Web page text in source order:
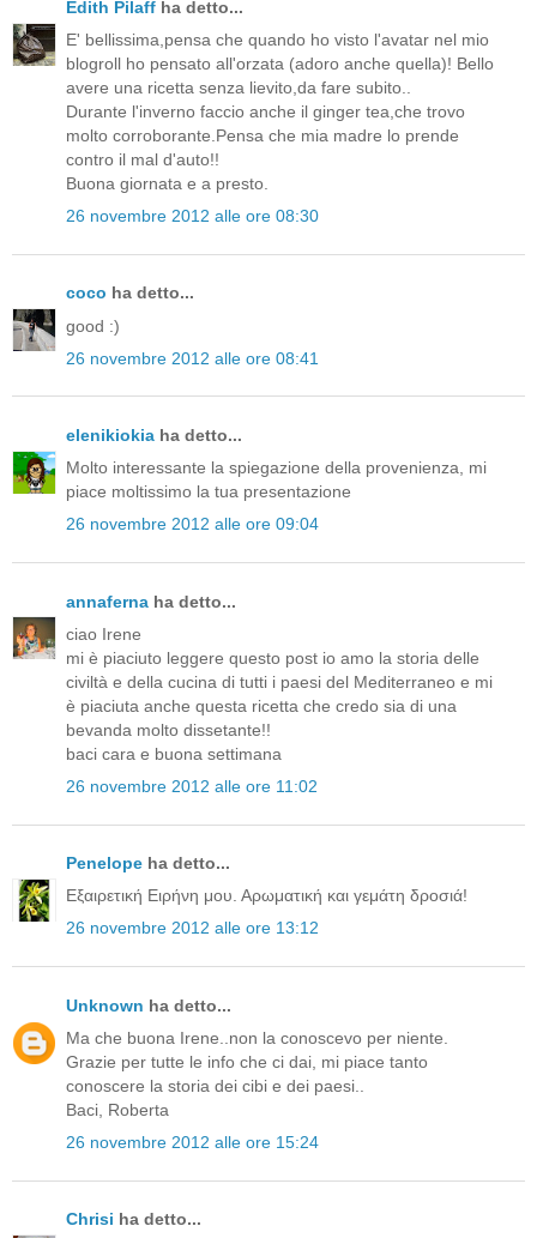
Edith Pilaff ha detto...
E' bellissima,pensa che quando ho visto l'avatar nel mio
blogroll ho pensato all'orzata (adoro anche quella)! Bello
avere una ricetta senza lievito,da fare subito..
Durante l'inverno faccio anche il ginger tea,che trovo
molto corroborante.Pensa che mia madre lo prende
contro il mal d'auto!!
Buona giornata e a presto.
26 novembre 2012 alle ore 08:30
coco ha detto...
good :)
26 novembre 2012 alle ore 08:41
elenikiokia ha detto...
Molto interessante la spiegazione della provenienza, mi
piace moltissimo la tua presentazione
26 novembre 2012 alle ore 09:04
annaferna ha detto...
ciao Irene
mi è piaciuto leggere questo post io amo la storia delle
civiltà e della cucina di tutti i paesi del Mediterraneo e mi
è piaciuta anche questa ricetta che credo sia di una
bevanda molto dissetante!!
baci cara e buona settimana
26 novembre 2012 alle ore 11:02
Penelope ha detto...
Εξαιρετική Ειρήνη μου. Αρωματική και γεμάτη δροσιά!
26 novembre 2012 alle ore 13:12
Unknown ha detto...
Ma che buona Irene..non la conoscevo per niente.
Grazie per tutte le info che ci dai, mi piace tanto
conoscere la storia dei cibi e dei paesi..
Baci, Roberta
26 novembre 2012 alle ore 15:24
Chrisi ha detto...